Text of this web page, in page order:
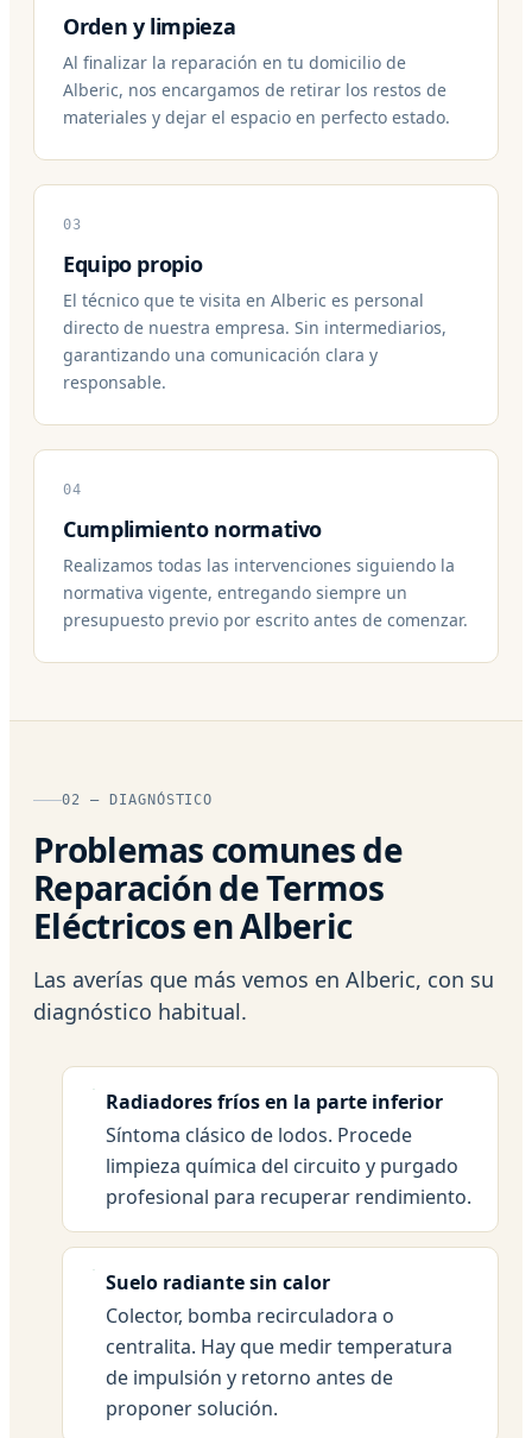
Orden y limpieza
Al finalizar la reparación en tu domicilio de
Alberic, nos encargamos de retirar los restos de
materiales y dejar el espacio en perfecto estado.
03
Equipo propio
El técnico que te visita en Alberic es personal
directo de nuestra empresa. Sin intermediarios,
garantizando una comunicación clara y
responsable.
04
Cumplimiento normativo
Realizamos todas las intervenciones siguiendo la
normativa vigente, entregando siempre un
presupuesto previo por escrito antes de comenzar.
02 — DIAGNÓSTICO
Problemas comunes de
Reparación de Termos
Eléctricos en Alberic
Las averías que más vemos en Alberic, con su
diagnóstico habitual.
Radiadores fríos en la parte inferior
Síntoma clásico de lodos. Procede
limpieza química del circuito y purgado
profesional para recuperar rendimiento.
Suelo radiante sin calor
Colector, bomba recirculadora o
centralita. Hay que medir temperatura
de impulsión y retorno antes de
proponer solución.